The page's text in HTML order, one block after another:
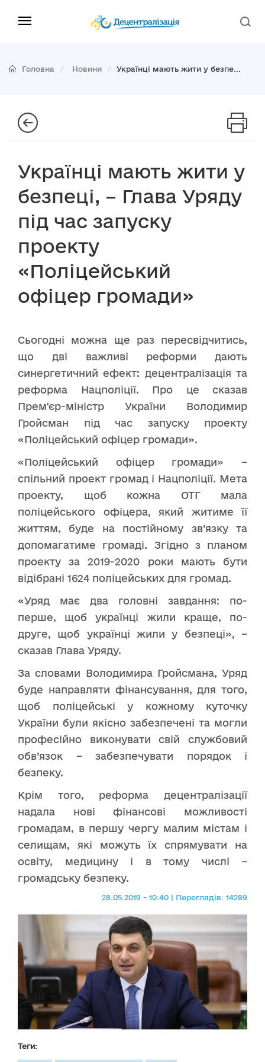
Головна Новини Українці мають жити у безпе...
Українці мають жити у
безпеці, – Глава Уряду
під час запуску
проекту
«Поліцейський
офіцер громади»
Сьогодні можна ще раз пересвідчитись,
що дві важливі реформи дають
синергетичний ефект: децентралізація та
реформа Нацполіції. Про це сказав
Прем'єр-міністр України Володимир
Гройсман під час запуску проекту
«Поліцейський офіцер громади».
«Поліцейський офіцер громади» –
спільний проект громад і Нацполіції. Мета
проекту, щоб кожна ОТГ мала
поліцейського офіцера, який житиме її
життям, буде на постійному зв’язку та
допомагатиме громаді. Згідно з планом
проекту за 2019-2020 роки мають бути
відібрані 1624 поліцейських для громад.
«Уряд має два головні завдання: по-
перше, щоб українці жили краще, по-
друге, щоб українці жили у безпеці», –
сказав Глава Уряду.
За словами Володимира Гройсмана, Уряд
буде направляти фінансування, для того,
щоб поліцейські у кожному куточку
України були якісно забезпечені та могли
професійно виконувати свій службовий
обв’язок – забезпечувати порядок і
безпеку.
Крім того, реформа децентралізації
надала нові фінансові можливості
громадам, в першу чергу малим містам і
селищам, які можуть їх спрямувати на
освіту, медицину і в тому числі –
громадську безпеку.
28.05.2019 - 10:40 | Переглядів: 14289
Теги: